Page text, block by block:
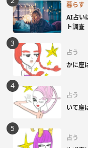
暮らす
AI占い
ト調査
占う
かに座
占う
いて座
占う